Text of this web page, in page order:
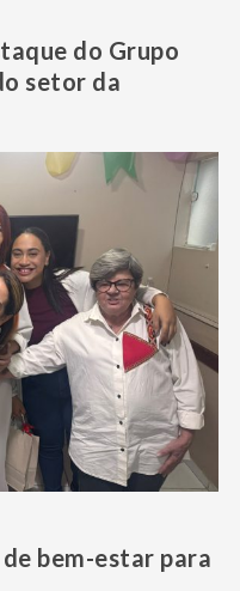
do Grupo
setor da
bem-estar para